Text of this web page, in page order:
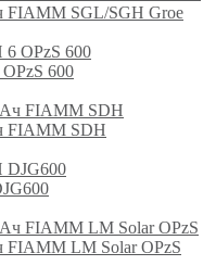
FIAMM SGL/SGH Groe
600
FIAMM SDH
FIAMM LM Solar OPzS